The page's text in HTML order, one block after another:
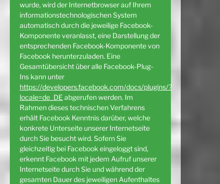
wurde, wird der Internetbrowser auf Ihrem
informationstechnologischen System
automatisch durch die jeweilige Facebook-
Komponente veranlasst, eine Darstellung der
entsprechenden Facebook-Komponente von
Facebook herunterzuladen. Eine
Gesamtübersicht über alle Facebook-Plug-
Ins kann unter
https://developers.facebook.com/docs/plugins/?
locale=de_DE abgerufen werden. Im
Rahmen dieses technischen Verfahrens
erhält Facebook Kenntnis darüber, welche
konkrete Unterseite unserer Internetseite
durch Sie besucht wird. Sofern Sie
gleichzeitig bei Facebook eingeloggt sind,
erkennt Facebook mit jedem Aufruf unserer
Internetseite durch Sie und während der
gesamten Dauer des jeweiligen Aufenthaltes